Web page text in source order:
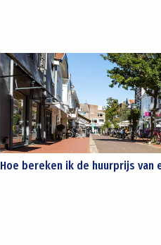
Hoe bereken ik de huurprijs van